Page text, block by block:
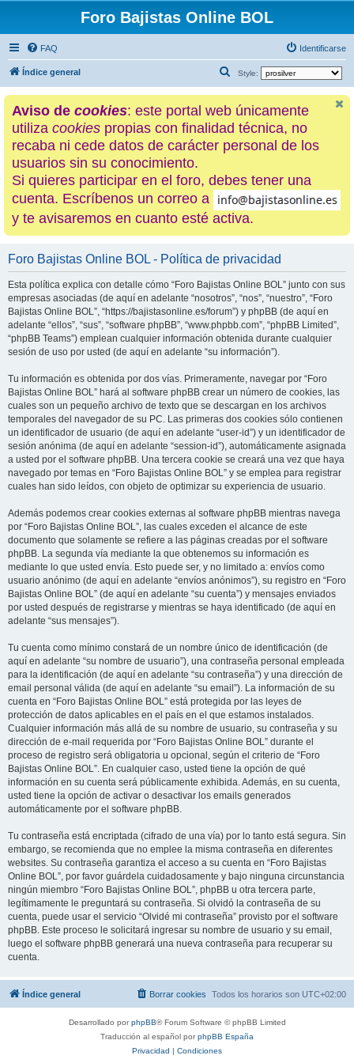
Foro Bajistas Online BOL
FAQ Identificarse
Índice general Style:
u
c
a
Aviso de cookies: este portal web únicamente
utiliza cookies propias con finalidad técnica, no
recaba ni cede datos de carácter personal de los
usuarios sin su conocimiento.
Si quieres participar en el foro, debes tener una
cuenta. Escríbenos un correo a
y te avisaremos en cuanto esté activa.
Foro Bajistas Online BOL - Política de privacidad
Esta política explica con detalle cómo “Foro Bajistas Online BOL” junto con sus
empresas asociadas (de aquí en adelante “nosotros”, “nos”, “nuestro”, “Foro
Bajistas Online BOL”, “https://bajistasonline.es/forum”) y phpBB (de aquí en
adelante “ellos”, “sus”, “software phpBB”, “www.phpbb.com”, “phpBB Limited”,
“phpBB Teams”) emplean cualquier información obtenida durante cualquier
sesión de uso por usted (de aquí en adelante “su información”).
Tu información es obtenida por dos vías. Primeramente, navegar por “Foro
Bajistas Online BOL” hará al software phpBB crear un número de cookies, las
cuales son un pequeño archivo de texto que se descargan en los archivos
temporales del navegador de su PC. Las primeras dos cookies sólo contienen
un identificador de usuario (de aquí en adelante “user-id”) y un identificador de
sesión anónima (de aquí en adelante “session-id”), automáticamente asignada
a usted por el software phpBB. Una tercera cookie se creará una vez que haya
navegado por temas en “Foro Bajistas Online BOL” y se emplea para registrar
cuales han sido leídos, con objeto de optimizar su experiencia de usuario.
Además podemos crear cookies externas al software phpBB mientras navega
por “Foro Bajistas Online BOL”, las cuales exceden el alcance de este
documento que solamente se refiere a las páginas creadas por el software
phpBB. La segunda vía mediante la que obtenemos su información es
mediante lo que usted envía. Esto puede ser, y no limitado a: envíos como
usuario anónimo (de aquí en adelante “envíos anónimos”), su registro en “Foro
Bajistas Online BOL” (de aquí en adelante “su cuenta”) y mensajes enviados
por usted después de registrarse y mientras se haya identificado (de aquí en
adelante “sus mensajes”).
Tu cuenta como mínimo constará de un nombre único de identificación (de
aquí en adelante “su nombre de usuario”), una contraseña personal empleada
para la identificación (de aquí en adelante “su contraseña”) y una dirección de
email personal válida (de aquí en adelante “su email”). La información de su
cuenta en “Foro Bajistas Online BOL” está protegida por las leyes de
protección de datos aplicables en el país en el que estamos instalados.
Cualquier información más allá de su nombre de usuario, su contraseña y su
dirección de e-mail requerida por “Foro Bajistas Online BOL” durante el
proceso de registro será obligatoria u opcional, según el criterio de “Foro
Bajistas Online BOL”. En cualquier caso, usted tiene la opción de qué
información en su cuenta será públicamente exhibida. Además, en su cuenta,
usted tiene la opción de activar o desactivar los emails generados
automáticamente por el software phpBB.
Tu contraseña está encriptada (cifrado de una vía) por lo tanto está segura. Sin
embargo, se recomienda que no emplee la misma contraseña en diferentes
websites. Su contraseña garantiza el acceso a su cuenta en “Foro Bajistas
Online BOL”, por favor guárdela cuidadosamente y bajo ninguna circunstancia
ningún miembro “Foro Bajistas Online BOL”, phpBB u otra tercera parte,
legítimamente le preguntará su contraseña. Si olvidó la contraseña de su
cuenta, puede usar el servicio “Olvidé mi contraseña” provisto por el software
phpBB. Este proceso le solicitará ingresar su nombre de usuario y su email,
luego el software phpBB generará una nueva contraseña para recuperar su
cuenta.
Índice general Todos los horarios son UTC+02:00
Borrar cookies
Desarrollado porphpBB® Forum Software © phpBB Limited
Traducción al español porphpBB España
Privacidad | Condiciones